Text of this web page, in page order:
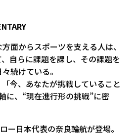
面からスポーツを支える人は、
自らに課題を課し、その課題を
続けている。
今、あなたが挑戦していること
に、“現在進行形の挑戦”に密
ー日本代表の奈良輪航が登場。